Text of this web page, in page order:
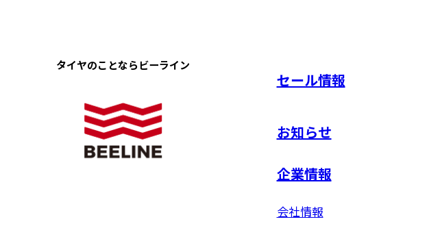
タイヤのことならビーライン
セール情報
お知らせ
企業情報
会社情報